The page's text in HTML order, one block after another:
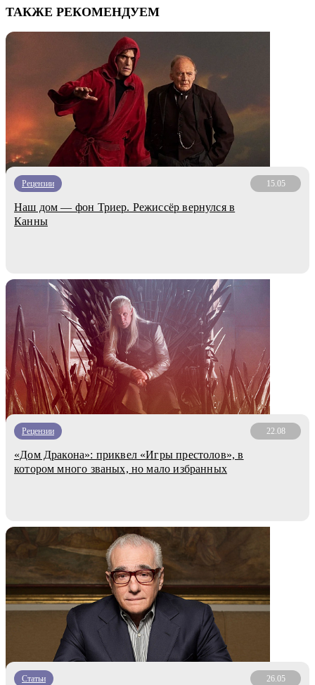
ТАКЖЕ РЕКОМЕНДУЕМ
Рецензии 15.05
Наш дом — фон Триер. Режиссёр вернулся в
Канны
Рецензии 22.08
«Дом Дракона»: приквел «Игры престолов», в
котором много званых, но мало избранных
Статьи 26.05